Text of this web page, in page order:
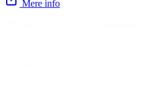
Mere info